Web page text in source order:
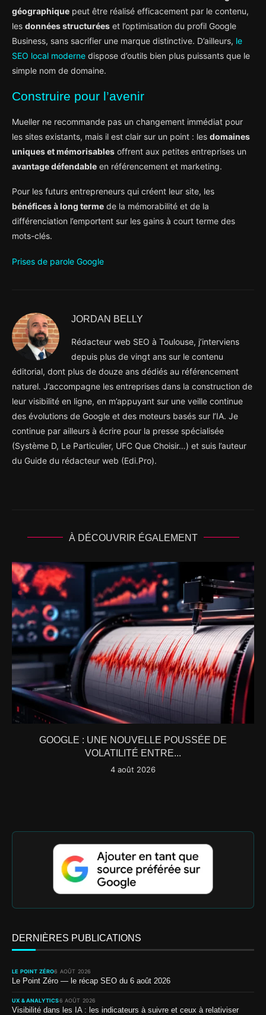
géographique peut être réalisé efficacement par le contenu,
les données structurées et l’optimisation du profil Google
Business, sans sacrifier une marque distinctive. D’ailleurs, le
SEO local moderne dispose d’outils bien plus puissants que le
simple nom de domaine.
Construire pour l’avenir
Mueller ne recommande pas un changement immédiat pour
les sites existants, mais il est clair sur un point : les domaines
uniques et mémorisables offrent aux petites entreprises un
avantage défendable en référencement et marketing.
Pour les futurs entrepreneurs qui créent leur site, les
bénéfices à long terme de la mémorabilité et de la
différenciation l’emportent sur les gains à court terme des
mots-clés.
Prises de parole Google
JORDAN BELLY
Rédacteur web SEO à Toulouse, j’interviens
depuis plus de vingt ans sur le contenu
éditorial, dont plus de douze ans dédiés au référencement
naturel. J’accompagne les entreprises dans la construction de
leur visibilité en ligne, en m’appuyant sur une veille continue
des évolutions de Google et des moteurs basés sur l’IA. Je
continue par ailleurs à écrire pour la presse spécialisée
(Système D, Le Particulier, UFC Que Choisir…) et suis l’auteur
du Guide du rédacteur web (Edi.Pro).
À DÉCOUVRIR ÉGALEMENT
GOOGLE : UNE NOUVELLE POUSSÉE DE
VOLATILITÉ ENTRE...
4 août 2026
DERNIÈRES PUBLICATIONS
LE POINT ZÉRO6 AOÛT 2026
Le Point Zéro — le récap SEO du 6 août 2026
UX & ANALYTICS6 AOÛT 2026
Visibilité dans les IA : les indicateurs à suivre et ceux à relativiser